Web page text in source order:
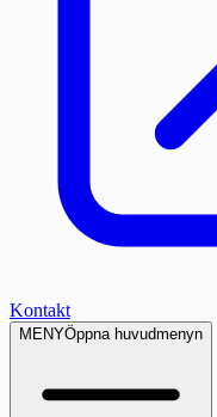
Kontakt
MENYÖppna huvudmenyn